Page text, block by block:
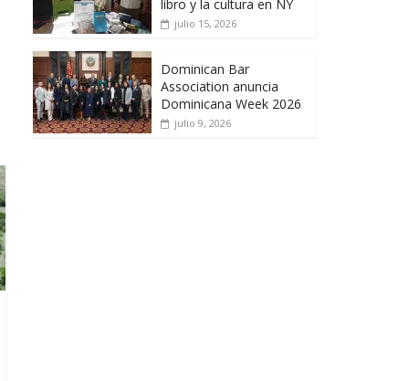
libro y la cultura en NY
julio 15, 2026
Dominican Bar
Association anuncia
Dominicana Week 2026
julio 9, 2026